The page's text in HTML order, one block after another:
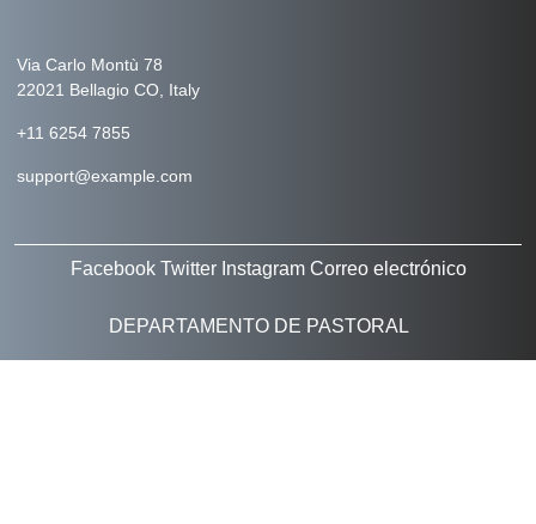
Via Carlo Montù 78
22021 Bellagio CO, Italy
+11 6254 7855
support@example.com
Facebook Twitter Instagram Correo electrónico
DEPARTAMENTO DE PASTORAL